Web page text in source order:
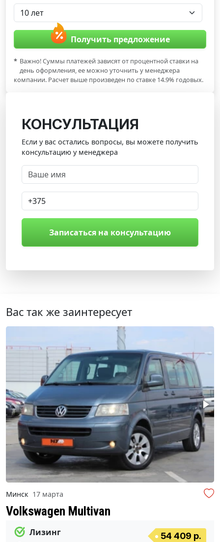
Получить предложение
* Важно! Суммы платежей зависят от процентной ставки на
день оформления, ее можно уточнить у менеджера
компании. Расчет выше произведен по ставке 14.9% годовых.
КОНСУЛЬТАЦИЯ
Если у вас остались вопросы, вы можете получить
консультацию у менеджера
Записаться на консультацию
Вас так же заинтересует
Минск 17 марта
Volkswagen Multivan
Лизинг
54 409 р.